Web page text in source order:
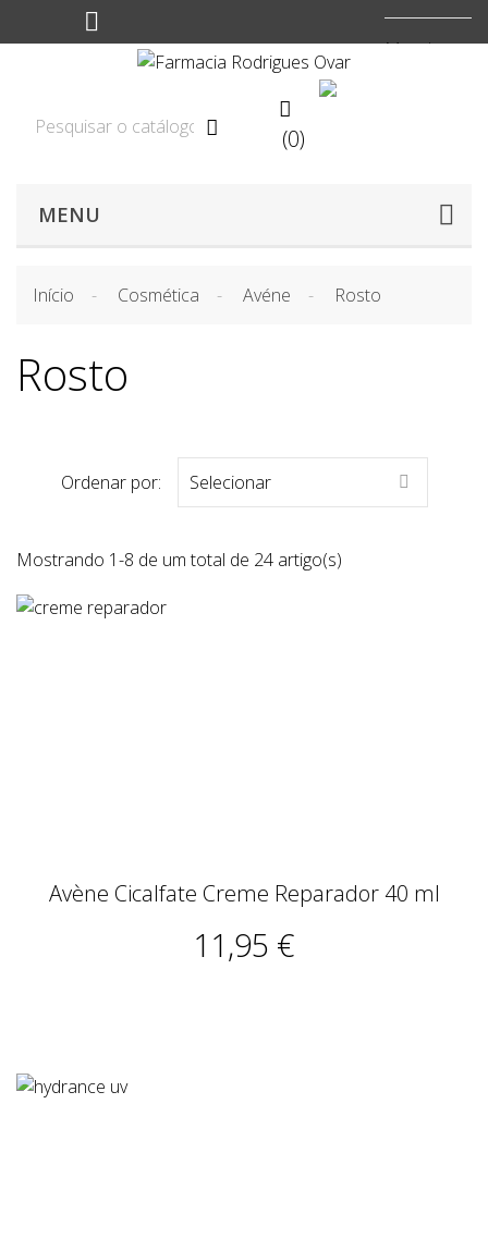
Moeda:


(0)
MENU
Início Cosmética Avéne Rosto
Rosto
Ordenar por: Selecionar 
Mostrando 1-8 de um total de 24 artigo(s)
Avène Cicalfate Creme Reparador 40 ml
11,95 €